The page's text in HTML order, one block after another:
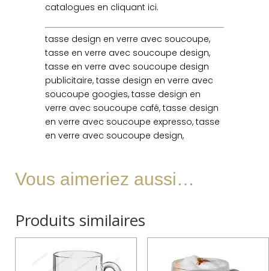
catalogues en cliquant ici.
tasse design en verre avec soucoupe,
tasse en verre avec soucoupe design,
tasse en verre avec soucoupe design
publicitaire, tasse design en verre avec
soucoupe googies, tasse design en
verre avec soucoupe café, tasse design
en verre avec soucoupe expresso, tasse
en verre avec soucoupe design,
Vous aimeriez aussi…
Produits similaires